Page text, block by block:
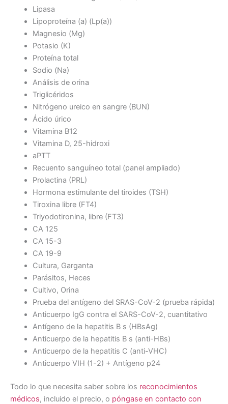
Lipasa
Lipoproteína (a) (Lp(a))
Magnesio (Mg)
Potasio (K)
Proteína total
Sodio (Na)
Análisis de orina
Triglicéridos
Nitrógeno ureico en sangre (BUN)
Ácido úrico
Vitamina B12
Vitamina D, 25-hidroxi
aPTT
Recuento sanguíneo total (panel ampliado)
Prolactina (PRL)
Hormona estimulante del tiroides (TSH)
Tiroxina libre (FT4)
Triyodotironina, libre (FT3)
CA 125
CA 15-3
CA 19-9
Cultura, Garganta
Parásitos, Heces
Cultivo, Orina
Prueba del antígeno del SRAS-CoV-2 (prueba rápida)
Anticuerpo IgG contra el SARS-CoV-2, cuantitativo
Antígeno de la hepatitis B s (HBsAg)
Anticuerpo de la hepatitis B s (anti-HBs)
Anticuerpo de la hepatitis C (anti-VHC)
Anticuerpo VIH (1-2) + Antígeno p24
Todo lo que necesita saber sobre los reconocimientos
médicos, incluido el precio, o póngase en contacto con